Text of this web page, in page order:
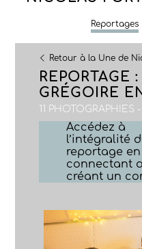
Reportages
Retour à la Une de
REPORTAGE
GRÉGOIRE
11 PHOTOGRAPHIES
Accédez à
l’intégralité
reportage
connectant
créant un